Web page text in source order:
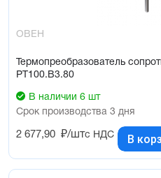
ОВЕН
Термопреобразователь
РТ100.В3.80
В наличии 6 шт
Срок производства 3 дня
2 677,90 ₽/штс НДС В